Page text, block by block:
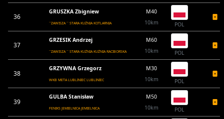
36
GRUSZKA Zbigniew
``ZAWISZA `` STARA KUŹNIA KOTLARNIA
M40
10km
POL
37
GRZESIK Andrzej
``ZAWISZA `` STARA KUŹNIA KUŹNIA RACIBORSKA
M60
10km
POL
38
GRZYWNA Grzegorz
WKB META LUBLINIEC LUBLINIEC
M30
10km
POL
39
GULBA Stanisław
FENIKS JEMIELNICA JEMIELNICA
M50
10km
POL